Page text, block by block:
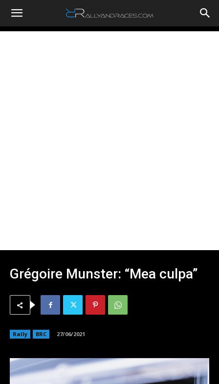
RallyandRaces.com
Grégoire Munster: “Mea culpa”
Rally BRC 27/06/2021